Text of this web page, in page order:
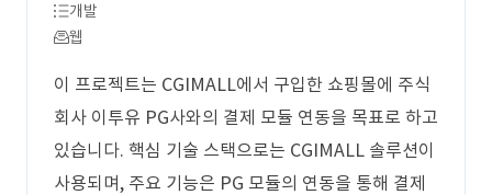
개발
웹
이 프로젝트는 CGIMALL에서 구입한 쇼핑몰에 주식
회사 이투유 PG사와의 결제 모듈 연동을 목표로 하고
있습니다. 핵심 기술 스택으로는 CGIMALL 솔루션이
사용되며, 주요 기능은 PG 모듈의 연동을 통해 결제